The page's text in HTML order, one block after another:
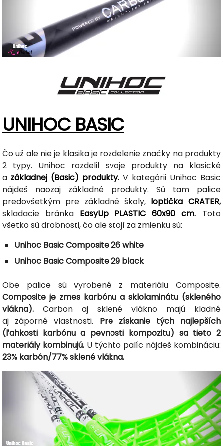
UNIHOC BASIC
Čo už ale nie je klasika je rozdelenie značky na produkty
2 typy. Unihoc rozdelil svoje produkty na klasické
a základnej (Basic) produkty. V kategórii Unihoc Basic
nájdeš naozaj základné produkty. Sú tam palice
predovšetkým pre základné školy, loptička CRATER,
skladacie bránka EasyUp PLASTIC 60x90 cm. Toto
všetko sú drobnosti, čo ale stojí za zmienku sú:
Unihoc Basic Composite 26 white
Unihoc Basic Composite 29 black
Obe palice sú vyrobené z materiálu Composite.
Composite je zmes karbónu a sklolaminátu (skleného
vlákna). Carbon aj sklené vlákno majú kladné
aj záporné vlastnosti. Pre získanie tých najlepších
(ľahkosti karbónu a pevnosti kompozitu) sa tieto 2
materiály kombinujú. U týchto palíc nájdeš kombináciu:
23% karbón/77% sklené vlákna.